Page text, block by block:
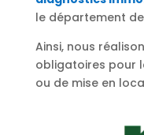
le département
Ainsi, nous
obligatoires pour
ou de mise en